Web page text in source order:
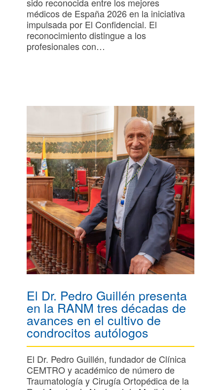
médicos de España 2026 en la iniciativa
impulsada por El Confidencial. El
reconocimiento distingue a los
profesionales con…
El Dr. Pedro Guillén presenta
en la RANM tres décadas de
avances en el cultivo de
condrocitos autólogos
El Dr. Pedro Guillén, fundador de Clínica
CEMTRO y académico de número de
Traumatología y Cirugía Ortopédica de la